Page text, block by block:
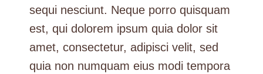
sequi nesciunt. Neque porro quisquam
est, qui dolorem ipsum quia dolor sit
amet, consectetur, adipisci velit, sed
quia non numquam eius modi tempora